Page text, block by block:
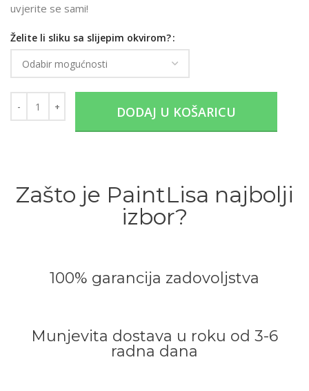
uvjerite se sami!
Želite li sliku sa slijepim okvirom?
DODAJ U KOŠARICU
Zašto je PaintLisa najbolji
izbor?
100% garancija zadovoljstva
Munjevita dostava u roku od 3-6
radna dana